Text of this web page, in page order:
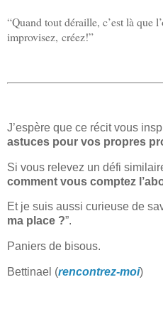
“Quand tout déraille, c’est là que
improvisez, créez!”
J’espère que ce récit vous
astuces pour vos propres
Si vous relevez un défi
comment vous comptez
Et je suis aussi curieuse de
ma place ?”.
Paniers de bisous.
Bettinael (rencontrez-moi)